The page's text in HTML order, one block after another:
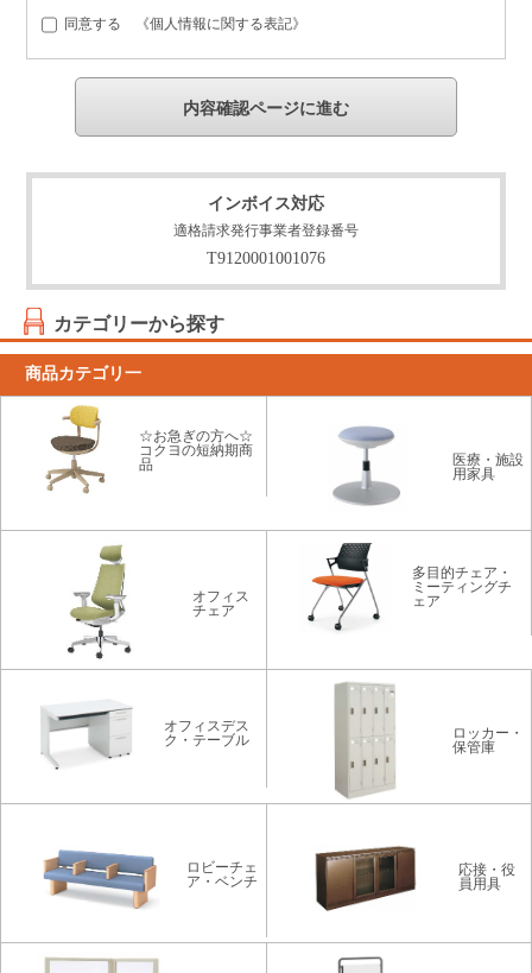
同意する 《個人情報に関する表記》
インボイス対応
適格請求発行事業者登録番号
T9120001001076
カテゴリーから探す
商品カテゴリ一
☆お急ぎの方へ☆
コクヨの短納期商
品
医療・施設
用家具
オフィス
チェア
多目的チェア・
ミーティングチ
ェア
オフィスデス
ク・テーブル
ロッカー・
保管庫
ロビーチェ
ア・ベンチ
応接・役
員用具